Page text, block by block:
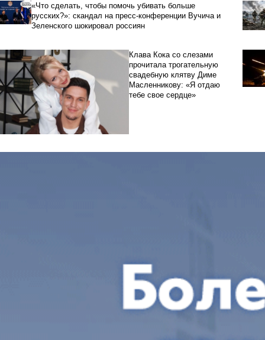
«Что сделать, чтобы помочь убивать больше
русских?»: скандал на пресс-конференции Вучича и
Зеленского шокировал россиян
Клава Кока со слезами
прочитала трогательную
свадебную клятву Диме
Масленникову: «Я отдаю
тебе свое сердце»